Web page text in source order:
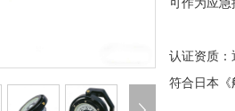
可作为应急
认证资质：
符合日本《